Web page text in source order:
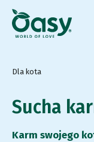
Dla kota
Sucha
Karm swojego